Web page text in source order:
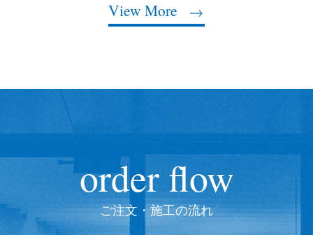
View More
order flow
ご注文・施工の流れ